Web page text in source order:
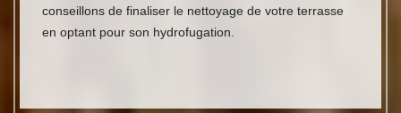
conseillons de finaliser le nettoyage de votre terrasse
en optant pour son hydrofugation.